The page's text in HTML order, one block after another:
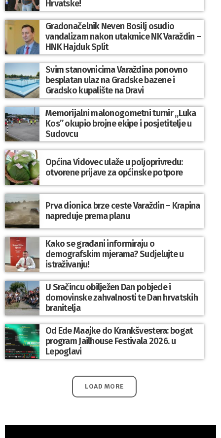
Hrvatske!
Gradonačelnik Neven Bosilj osudio
vandalizam nakon utakmice NK Varaždin –
HNK Hajduk Split
Svim stanovnicima Varaždina ponovno
besplatan ulaz na Gradske bazene i
Gradsko kupalište na Dravi
Memorijalni malonogometni turnir „Luka
Kos” okupio brojne ekipe i posjetitelje u
Sudovcu
Općina Vidovec ulaže u poljoprivredu:
otvorene prijave za općinske potpore
Prva dionica brze ceste Varaždin – Krapina
napreduje prema planu
Kako se građani informiraju o
demografskim mjerama? Sudjelujte u
istraživanju!
U Sračincu obilježen Dan pobjede i
domovinske zahvalnosti te Dan hrvatskih
branitelja
Od Ede Maajke do Krankšvestera: bogat
program Jailhouse Festivala 2026. u
Lepoglavi
LOAD MORE